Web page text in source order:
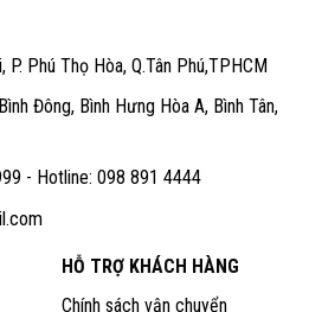
P. Phú Thọ Hòa, Q.Tân Phú,TPHCM
Đông, Bình Hưng Hòa A, Bình Tân,
- Hotline: 098 891 4444
HỖ TRỢ KHÁCH HÀNG
Chính sách vận chuyển